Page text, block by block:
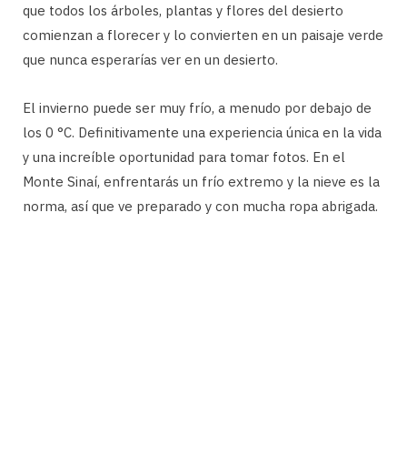
que todos los árboles, plantas y flores del desierto
comienzan a florecer y lo convierten en un paisaje verde
que nunca esperarías ver en un desierto.
El invierno puede ser muy frío, a menudo por debajo de
los 0 °C. Definitivamente una experiencia única en la vida
y una increíble oportunidad para tomar fotos. En el
Monte Sinaí, enfrentarás un frío extremo y la nieve es la
norma, así que ve preparado y con mucha ropa abrigada.